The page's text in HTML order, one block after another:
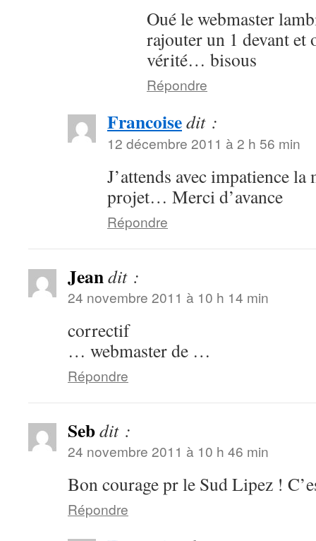
Oué le webmaster
rajouter un 1 devant et
vérité… bisous
Répondre
Francoisedit :
12 décembre 2011 à 2 h 56 min
J’attends avec impatience la
projet… Merci d’avance
Répondre
Jeandit :
24 novembre 2011 à 10 h 14 min
correctif
… webmaster de …
Répondre
Sebdit :
24 novembre 2011 à 10 h 46 min
Bon courage pr le Sud Lipez !
Répondre